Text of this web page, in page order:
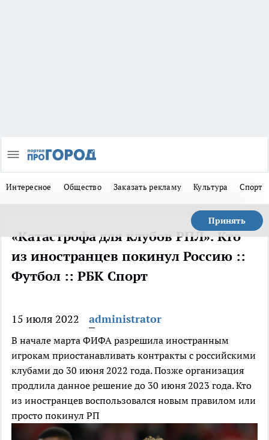
Интересное Общество Заказать рекламу Культура Спорт
Принять
«Катастрофа для клубов РПЛ». Кто
из иностранцев покинул Россию ::
Футбол :: РБК Спорт
15 июля 2022 administrator
В начале марта ФИФА разрешила иностранным
игрокам приостанавливать контракты с российскими
клубами до 30 июня 2022 года. Позже организация
продлила данное решение до 30 июня 2023 года. Кто
из иностранцев воспользовался новым правилом или
просто покинул РП